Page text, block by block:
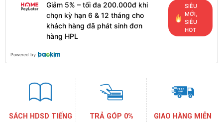
Giảm 5% – tối đa 200.000đ khi
chọn kỳ hạn 6 & 12 tháng cho
khách hàng đã phát sinh đơn
hàng HPL
SIÊU
MỚI,
SIÊU
HOT
Powered by
SÁCH HDSD TIẾNG
TRẢ GÓP 0%
GIAO HÀNG MIỄN